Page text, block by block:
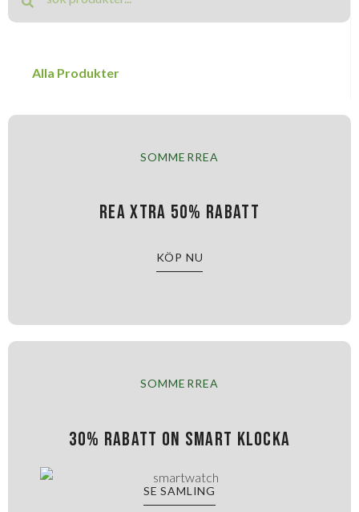
Alla Produkter
SOMMERREA
Rea xtra 50% rabatt
KÖP NU
SOMMERREA
30% rabatt on smart klocka
SE SAMLING